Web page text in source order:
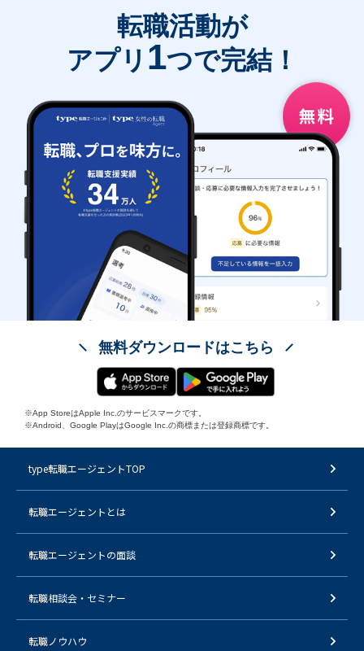
転職活動が
アプリ 1つで完結！
無料ダウンロードはこちら
※App StoreはApple Inc.のサービスマークです。
※Android、Google PlayはGoogle Inc.の商標または登録商標です。
type転職エージェントTOP
転職エージェントとは
転職エージェントの面談
転職相談会・セミナー
転職ノウハウ